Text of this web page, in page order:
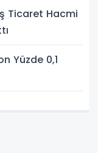
Ticaret Hacmi
Yüzde 0,1